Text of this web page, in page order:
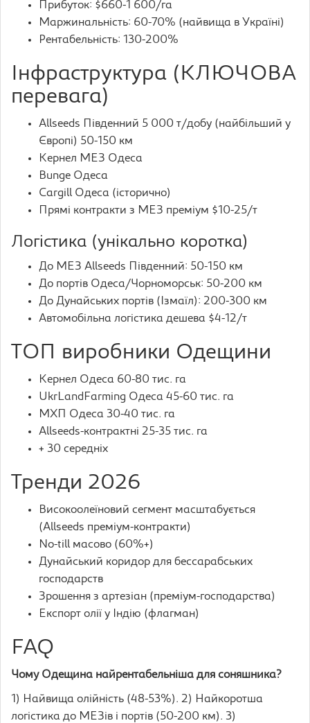
Прибуток: $660-1 600/га
Маржинальність: 60-70% (найвища в Україні)
Рентабельність: 130-200%
Інфраструктура (КЛЮЧОВА
перевага)
Allseeds Південний 5 000 т/добу (найбільший у
Європі) 50-150 км
Кернел МЕЗ Одеса
Bunge Одеса
Cargill Одеса (історично)
Прямі контракти з МЕЗ преміум $10-25/т
Логістика (унікально коротка)
До МЕЗ Allseeds Південний: 50-150 км
До портів Одеса/Чорноморськ: 50-200 км
До Дунайських портів (Ізмаїл): 200-300 км
Автомобільна логістика дешева $4-12/т
ТОП виробники Одещини
Кернел Одеса 60-80 тис. га
UkrLandFarming Одеса 45-60 тис. га
МХП Одеса 30-40 тис. га
Allseeds-контрактні 25-35 тис. га
+ 30 середніх
Тренди 2026
Високоолеїновий сегмент масштабується
(Allseeds преміум-контракти)
No-till масово (60%+)
Дунайський коридор для бессарабських
господарств
Зрошення з артезіан (преміум-господарства)
Експорт олії у Індію (флагман)
FAQ
Чому Одещина найрентабельніша для соняшника?
1) Найвища олійність (48-53%). 2) Найкоротша
логістика до МЕЗів і портів (50-200 км). 3)